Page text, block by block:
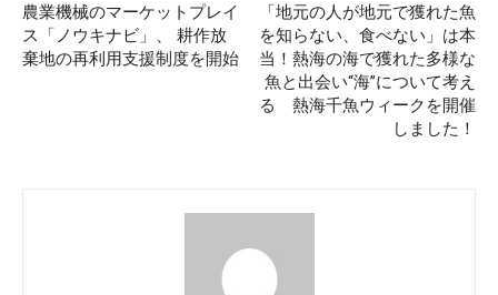
農業機械のマーケットプレイ
ス「ノウキナビ」、 耕作放
棄地の再利用支援制度を開始
「地元の人が地元で獲れた魚
を知らない、食べない」は本
当！熱海の海で獲れた多様な
魚と出会い“海”について考え
る 熱海千魚ウィークを開催
しました！